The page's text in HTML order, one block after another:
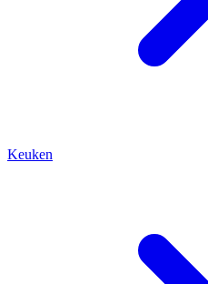
Keuken